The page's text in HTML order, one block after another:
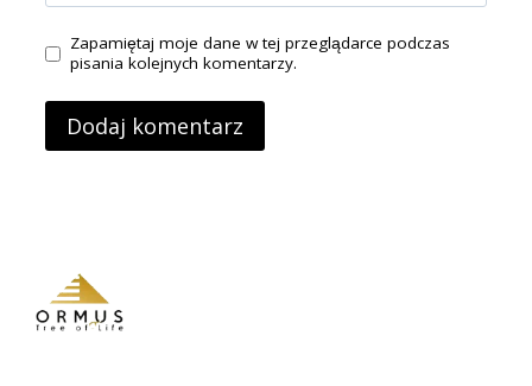
Zapamiętaj moje dane w tej przeglądarce podczas
pisania kolejnych komentarzy.